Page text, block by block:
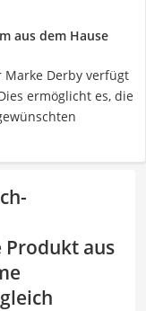
aus dem Hause
Marke Derby verfügt
ermöglicht es, die
Produkt aus